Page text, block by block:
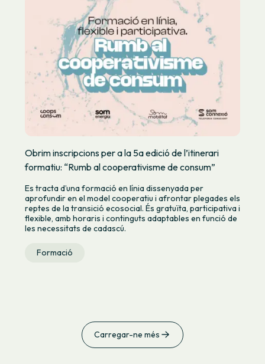
Obrim inscripcions per a la 5a edició de l’itinerari
formatiu: “Rumb al cooperativisme de consum”
Es tracta d’una formació en línia dissenyada per
aprofundir en el model cooperatiu i afrontar plegades els
reptes de la transició ecosocial. És gratuïta, participativa i
flexible, amb horaris i continguts adaptables en funció de
les necessitats de cadascú.
Formació
Carregar-ne més